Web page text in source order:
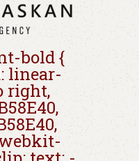
bold {
linear-
right,